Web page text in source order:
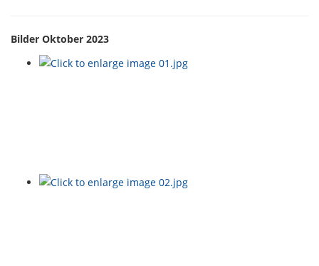
Bilder Oktober 2023